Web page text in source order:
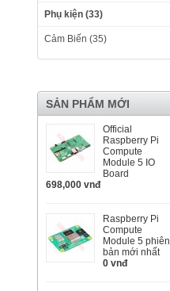
Phụ kiện (33)
Cảm Biến (35)
SẢN PHẨM MỚI
Official
Raspberry Pi
Compute
Module 5 IO
Board
698,000 vnđ
Raspberry Pi
Compute
Module 5 phiên
bản mới nhất
0 vnđ